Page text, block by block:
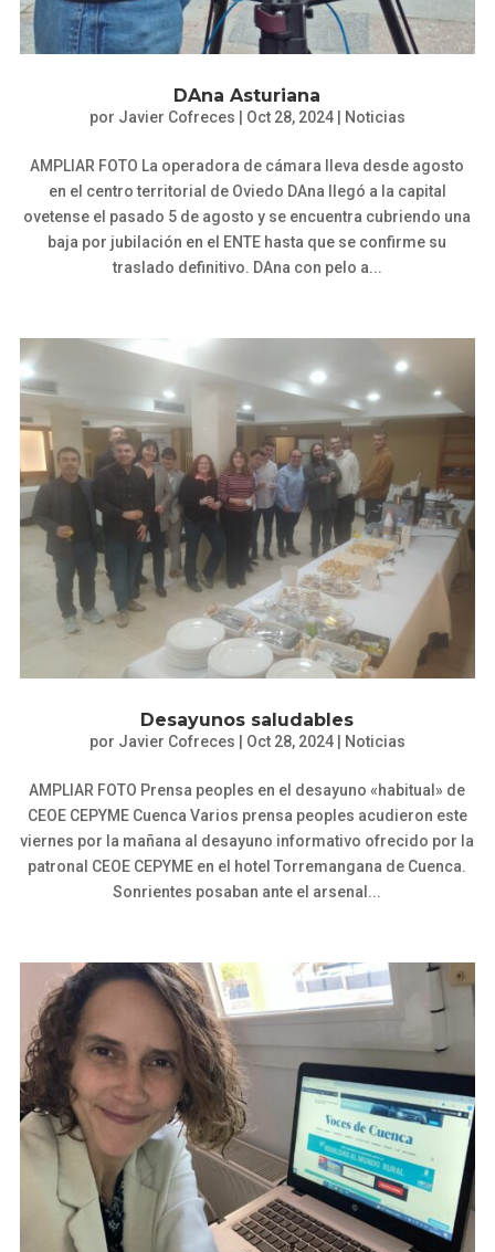
DAna Asturiana
por Javier Cofreces Oct 28, 2024| Noticias
AMPLIAR FOTO La operadora de cámara lleva desde agosto
en el centro territorial de Oviedo DAna llegó a la capital
ovetense el pasado 5 de agosto y se encuentra cubriendo una
baja por jubilación en el ENTE hasta que se confirme su
traslado definitivo. DAna con pelo a...
Desayunos saludables
por Javier Cofreces Oct 28, 2024| Noticias
AMPLIAR FOTO Prensa peoples en el desayuno «habitual» de
CEOE CEPYME Cuenca Varios prensa peoples acudieron este
viernes por la mañana al desayuno informativo ofrecido por la
patronal CEOE CEPYME en el hotel Torremangana de Cuenca.
Sonrientes posaban ante el arsenal...